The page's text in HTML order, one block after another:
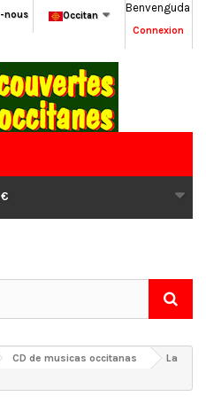
Benvenguda
Connexion
Occitan
nous
CD de musicas occitanas
La